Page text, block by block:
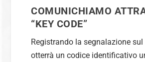
COMUNICHIAMO
“KEY CODE”
Registrando la segnalazione
otterrà un codice identificativo